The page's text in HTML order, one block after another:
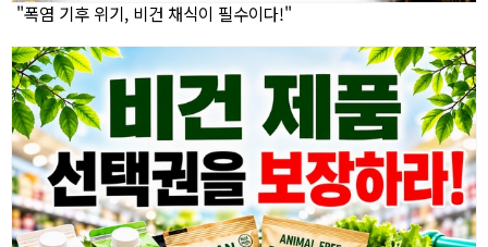
"폭염 기후 위기, 비건 채식이 필수이다!"